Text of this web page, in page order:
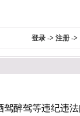
登录 -> 注册 ->
驾醉驾等违纪违